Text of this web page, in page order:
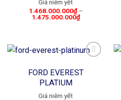
1.468.000.000₫–
1.475.000.000₫
FORD EVEREST
PLATIUM